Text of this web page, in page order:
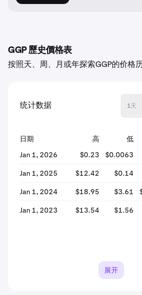
GGP 歷史價格表
按照天、周、月或年探索GGP的价格历
统计数据 1天
日期 高 低
Jan 1, 2026
$0.23 $0.0063
Jan 1, 2025 $12.42 $0.14
Jan 1, 2024 $18.95 $3.61
Jan 1, 2023 $13.54 $1.56
展开